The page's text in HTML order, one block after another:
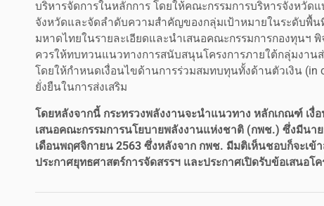
บริหารจัดการในหลักการ โดยให้คณะกรรมการบริหารจังหวัด
จังหวัดและจัดลำดับความสำคัญของกลุ่มเป้าหมายในระดับพื้น
มหาดไทยในรายละเอียดและนำเสนอคณะกรรมการกองทุนฯ
ควรให้ทบทวนแนวทางการสนับสนุนโครงการภายใต้กลุ่มงาน
โดยให้กำหนดเงื่อนไขด้านการร่วมสมทบทุนทั้งด้านตัวเงิน (in
ยั่งยืนในการส่งเสริม
โดยหลังจากนี้ กระทรวงพลังงานจะนำแนวทาง หลักเกณฑ์ เ
เสนอคณะกรรมการนโยบายพลังงานแห่งชาติ (กพช.) ซึ่งมีนา
เดือนพฤศจิกายน 2563 ซึ่งหลังจาก กพช. มีมติเห็นชอบก็จะเข้
ประกาศยุทธศาสตร์การจัดสรรฯ และประกาศเปิดรับข้อเสนอ